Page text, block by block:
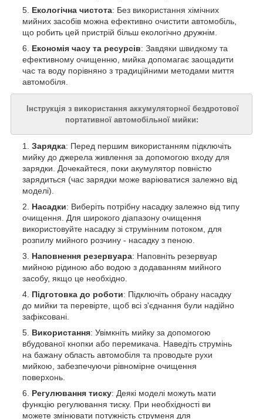
Екологічна чистота: Без використання хімічних
мийних засобів можна ефективно очистити автомобіль,
що робить цей пристрій більш екологічно дружнім.
Економія часу та ресурсів: Завдяки швидкому та
ефективному очищенню, мийка допомагає заощадити
час та воду порівняно з традиційними методами миття
автомобіля.
Інструкція з використання аккумуляторної бездротової
портативної автомобільної мийки:
Зарядка: Перед першим використанням підключіть
мийку до джерела живлення за допомогою входу для
зарядки. Дочекайтеся, поки акумулятор повністю
зарядиться (час зарядки може варіюватися залежно від
моделі).
Насадки: Виберіть потрібну насадку залежно від типу
очищення. Для широкого діапазону очищення
використовуйте насадку зі струмінним потоком, для
розпилу мийного розчину - насадку з пеною.
Наповнення резервуара: Наповніть резервуар
мийною рідиною або водою з додаванням мийного
засобу, якщо це необхідно.
Підготовка до роботи: Підключіть обрану насадку
до мийки та перевірте, щоб всі з'єднання були надійно
зафіксовані.
Використання: Увімкніть мийку за допомогою
вбудованої кнопки або перемикача. Наведіть струмінь
на бажану область автомобіля та проводьте рухи
мийкою, забезпечуючи рівномірне очищення
поверхонь.
Регулювання тиску: Деякі моделі можуть мати
функцію регулювання тиску. При необхідності ви
можете змінювати потужність струменя для